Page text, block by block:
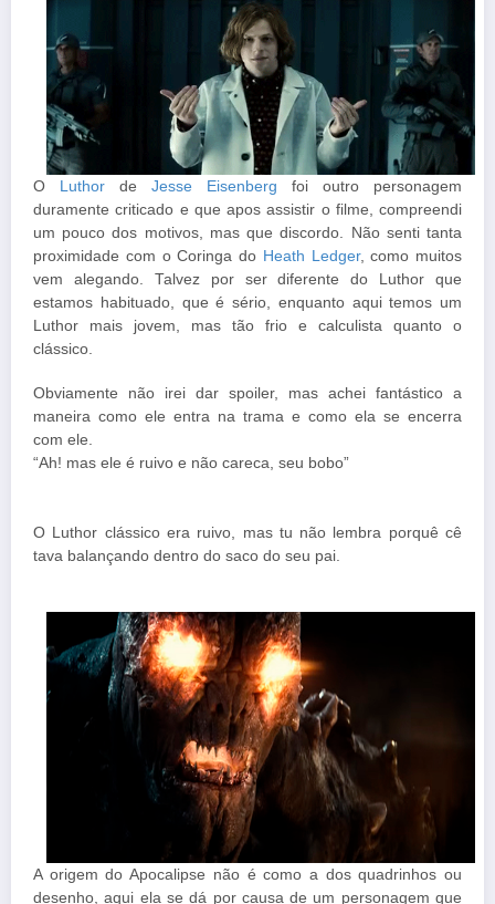
O Luthor de Jesse Eisenberg foi outro personagem
duramente criticado e que apos assistir o filme, compreendi
um pouco dos motivos, mas que discordo. Não senti tanta
proximidade com o Coringa do Heath Ledger, como muitos
vem alegando. Talvez por ser diferente do Luthor que
estamos habituado, que é sério, enquanto aqui temos um
Luthor mais jovem, mas tão frio e calculista quanto o
clássico.
Obviamente não irei dar spoiler, mas achei fantástico a
maneira como ele entra na trama e como ela se encerra
com ele.
“Ah! mas ele é ruivo e não careca, seu bobo”
O Luthor clássico era ruivo, mas tu não lembra porquê cê
tava balançando dentro do saco do seu pai.
A origem do Apocalipse não é como a dos quadrinhos ou
desenho, aqui ela se dá por causa de um personagem que